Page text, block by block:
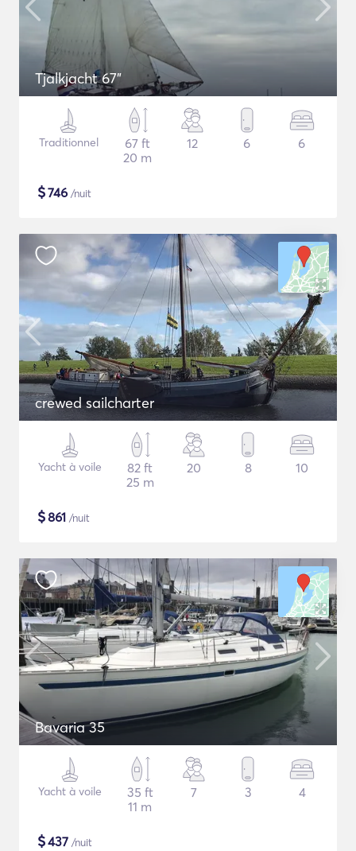
Tjalkjacht 67"
Traditionnel
67 ft
20 m
12 6 6
$746 /nuit
crewed sailcharter
Yacht à voile
82 ft
25 m
20 8 10
$861 /nuit
Bavaria 35
Yacht à voile
35 ft
11 m
7 3 4
$437 /nuit